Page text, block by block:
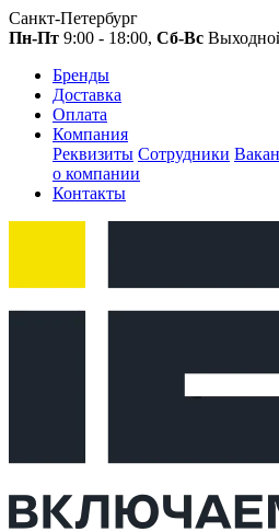
Санкт-Петербург
Пн-Пт 9:00 - 18:00, Сб-Вс
Бренды
Доставка
Оплата
Компания
Реквизиты Сотрудники
о компании
Контакты